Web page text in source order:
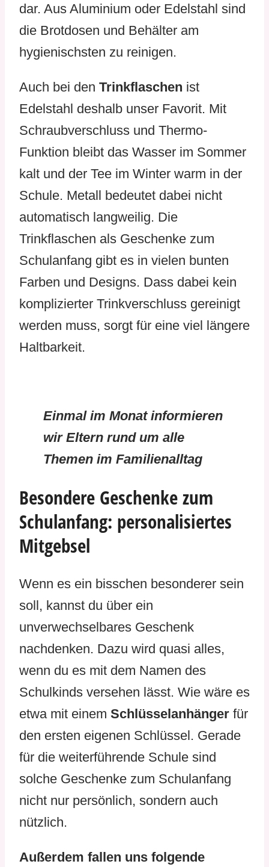
dar. Aus Aluminium oder Edelstahl sind
die Brotdosen und Behälter am
hygienischsten zu reinigen.
Auch bei den Trinkflaschen ist
Edelstahl deshalb unser Favorit. Mit
Schraubverschluss und Thermo-
Funktion bleibt das Wasser im Sommer
kalt und der Tee im Winter warm in der
Schule. Metall bedeutet dabei nicht
automatisch langweilig. Die
Trinkflaschen als Geschenke zum
Schulanfang gibt es in vielen bunten
Farben und Designs. Dass dabei kein
komplizierter Trinkverschluss gereinigt
werden muss, sorgt für eine viel längere
Haltbarkeit.
Einmal im Monat informieren
wir Eltern rund um alle
Themen im Familienalltag
Besondere Geschenke zum
Schulanfang: personalisiertes
Mitgebsel
Wenn es ein bisschen besonderer sein
soll, kannst du über ein
unverwechselbares Geschenk
nachdenken. Dazu wird quasi alles,
wenn du es mit dem Namen des
Schulkinds versehen lässt. Wie wäre es
etwa mit einem Schlüsselanhänger für
den ersten eigenen Schlüssel. Gerade
für die weiterführende Schule sind
solche Geschenke zum Schulanfang
nicht nur persönlich, sondern auch
nützlich.
Außerdem fallen uns folgende